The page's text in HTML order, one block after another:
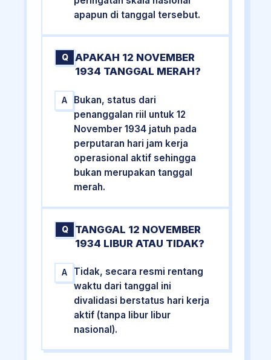
apapun di tanggal tersebut.
Q
APAKAH 12 NOVEMBER
1934 TANGGAL MERAH?
A
Bukan, status dari
penanggalan riil untuk 12
November 1934 jatuh pada
perputaran hari jam kerja
operasional aktif sehingga
bukan merupakan tanggal
merah.
Q
TANGGAL 12 NOVEMBER
1934 LIBUR ATAU TIDAK?
A
Tidak, secara resmi rentang
waktu dari tanggal ini
divalidasi berstatus hari kerja
aktif (tanpa libur libur
nasional).